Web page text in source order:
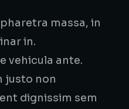
massa, in
in.
vehicula ante.
justo non
dignissim sem